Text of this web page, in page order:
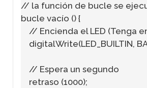
// la función de bucle se
bucle vacío () {
// Encienda el LED (Tenga
digitalWrite(LED_BUILTIN,
    // Espera un segundo
    retraso (1000);